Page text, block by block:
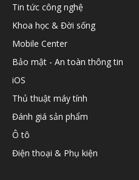
Tin tức công nghệ
Khoa học & Đời sống
Mobile Center
Bảo mật - An toàn thông tin
iOS
Thủ thuật máy tính
Đánh giá sản phẩm
Ô tô
Điện thoại & Phụ kiện